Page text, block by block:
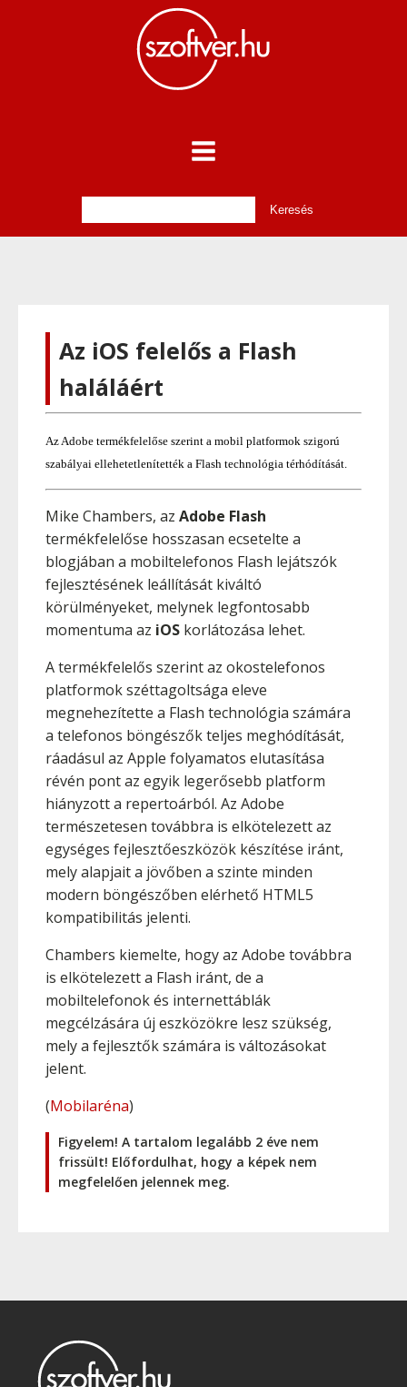
Az iOS felelős a Flash
haláláért
Az Adobe termékfelelőse szerint a mobil platformok szigorú
szabályai ellehetetlenítették a Flash technológia térhódítását.
Mike Chambers, az Adobe Flash
termékfelelőse hosszasan ecsetelte a
blogjában a mobiltelefonos Flash lejátszók
fejlesztésének leállítását kiváltó
körülményeket, melynek legfontosabb
momentuma az iOS korlátozása lehet.
A termékfelelős szerint az okostelefonos
platformok széttagoltsága eleve
megnehezítette a Flash technológia számára
a telefonos böngészők teljes meghódítását,
ráadásul az Apple folyamatos elutasítása
révén pont az egyik legerősebb platform
hiányzott a repertoárból. Az Adobe
természetesen továbbra is elkötelezett az
egységes fejlesztőeszközök készítése iránt,
mely alapjait a jövőben a szinte minden
modern böngészőben elérhető HTML5
kompatibilitás jelenti.
Chambers kiemelte, hogy az Adobe továbbra
is elkötelezett a Flash iránt, de a
mobiltelefonok és internettáblák
megcélzására új eszközökre lesz szükség,
mely a fejlesztők számára is változásokat
jelent.
(Mobilaréna)
Figyelem! A tartalom legalább 2 éve nem
frissült! Előfordulhat, hogy a képek nem
megfelelően jelennek meg.